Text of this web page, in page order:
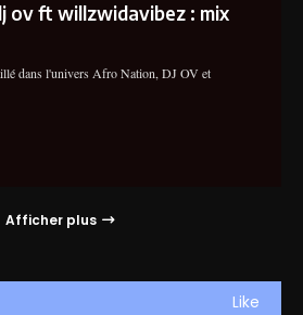
ov ft willzwidavibez : mix
dans l'univers Afro Nation, DJ OV et
Afficher plus
Like